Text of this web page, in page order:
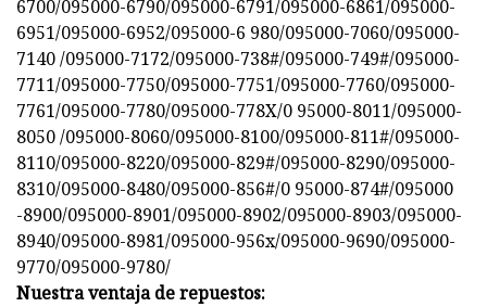
6700/095000-6790/095000-6791/095000-6861/095000-
6951/095000-6952/095000-6 980/095000-7060/095000-
7140 /095000-7172/095000-738#/095000-749#/095000-
7711/095000-7750/095000-7751/095000-7760/095000-
7761/095000-7780/095000-778X/0 95000-8011/095000-
8050 /095000-8060/095000-8100/095000-811#/095000-
8110/095000-8220/095000-829#/095000-8290/095000-
8310/095000-8480/095000-856#/0 95000-874#/095000
-8900/095000-8901/095000-8902/095000-8903/095000-
8940/095000-8981/095000-956x/095000-9690/095000-
9770/095000-9780/
Nuestra ventaja de repuestos: